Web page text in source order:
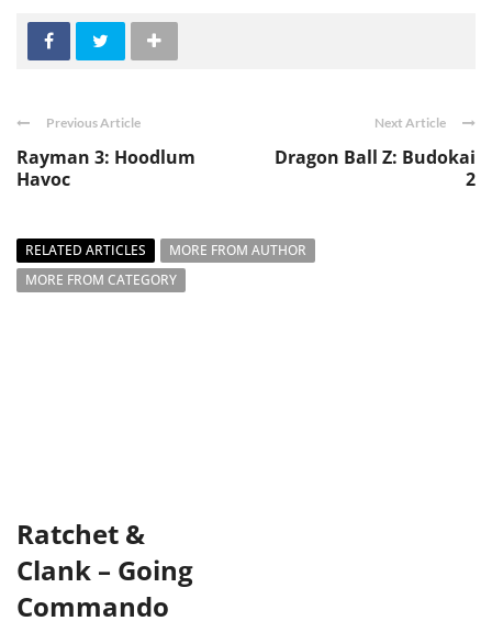
Previous Article
Rayman 3: Hoodlum
Havoc
Next Article
Dragon Ball Z: Budokai
2
RELATED ARTICLES
MORE FROM AUTHOR
MORE FROM CATEGORY
Ratchet &
Clank – Going
Commando